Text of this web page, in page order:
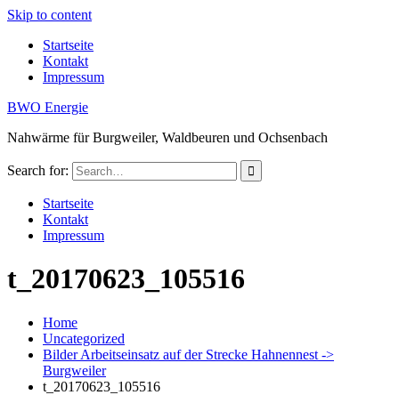
Skip to content
Startseite
Kontakt
Impressum
BWO Energie
Nahwärme für Burgweiler, Waldbeuren und Ochsenbach
Search for:
Startseite
Kontakt
Impressum
t_20170623_105516
Home
Uncategorized
Bilder Arbeitseinsatz auf der Strecke Hahnennest ->
Burgweiler
t_20170623_105516